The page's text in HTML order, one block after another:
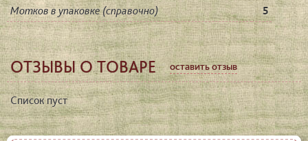
Мотков в упаковке (справочно) 5
ОТЗЫВЫ О ТОВАРЕ оставить отзыв
Список пуст